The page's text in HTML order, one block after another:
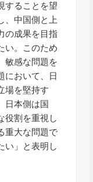
することを望
、中国側と上
の成果を目指
い。このため
敏感な問題を
において、日
場を堅持す
日本側は国
役割を重視し
重大な問題で
い」と表明し